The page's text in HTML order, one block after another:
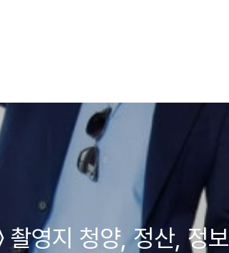
촬영지 청양, 정산, 정보